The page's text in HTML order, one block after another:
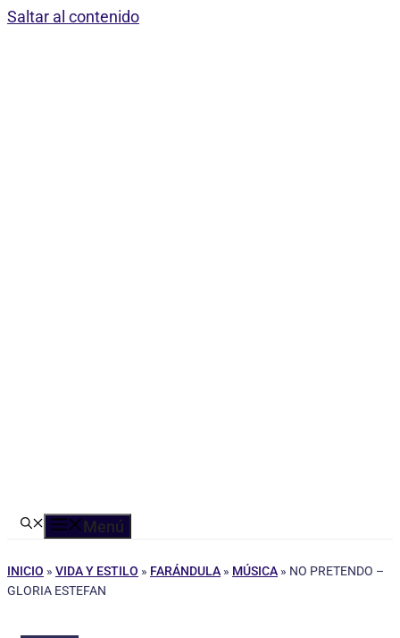
Saltar al contenido
Menú
INICIO » VIDA Y ESTILO » FARÁNDULA » MÚSICA » NO PRETENDO –
GLORIA ESTEFAN